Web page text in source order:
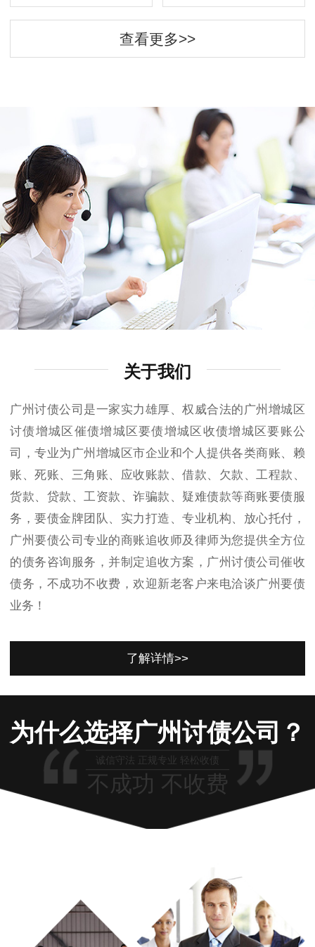
查看更多>>
关于我们
广州讨债公司是一家实力雄厚、权威合法的广州增城区
讨债增城区催债增城区要债增城区收债增城区要账公
司，专业为广州增城区市企业和个人提供各类商账、赖
账、死账、三角账、应收账款、借款、欠款、工程款、
货款、贷款、工资款、诈骗款、疑难债款等商账要债服
务，要债金牌团队、实力打造、专业机构、放心托付，
广州要债公司专业的商账追收师及律师为您提供全方位
的债务咨询服务，并制定追收方案，广州讨债公司催收
债务，不成功不收费，欢迎新老客户来电洽谈广州要债
业务！
了解详情>>
为什么选择广州讨债公司？
诚信守法 正规专业 轻松收债
不成功 不收费